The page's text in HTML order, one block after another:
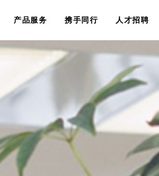
产品服务 携手同行 人才招聘